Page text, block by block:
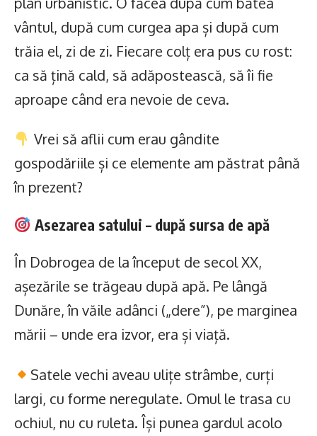
vântul, după cum curgea apa și după cum
trăia el, zi de zi. Fiecare colț era pus cu rost:
ca să țină cald, să adăpostească, să îi fie
aproape când era nevoie de ceva.
Vrei să aflii cum erau gândite
gospodăriile și ce elemente am păstrat până
în prezent?
Asezarea satului – după sursa de apă
În Dobrogea de la început de secol XX,
așezările se trăgeau după apă. Pe lângă
Dunăre, în văile adânci („dere”), pe marginea
mării – unde era izvor, era și viață.
Satele vechi aveau ulițe strâmbe, curți
largi, cu forme neregulate. Omul le trasa cu
ochiul, nu cu ruleta. Își punea gardul acolo